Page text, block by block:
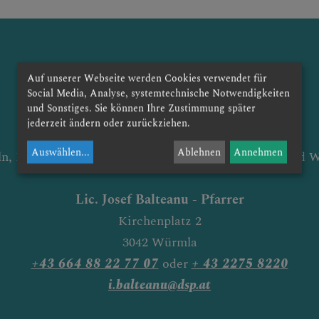
Pfarrverband Maria Hilf im Perschlingtal
Murstetten, Weissenkirchen an der Perschling und
Lic. Josef Balteanu - Pfarrer
Kirchenplatz 2
3042 Würmla
+43 664 88 22 77 07oder+ 43 2275 8220
i.balteanu@dsp.at
Auf unserer Webseite werden Cookies verwendet für
Social Media, Analyse, systemtechnische Notwendigkeiten
und Sonstiges. Sie können Ihre Zustimmung später
jederzeit ändern oder zurückziehen.
Auswählen... Ablehnen Annehmen